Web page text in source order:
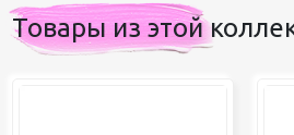
Товары из этой